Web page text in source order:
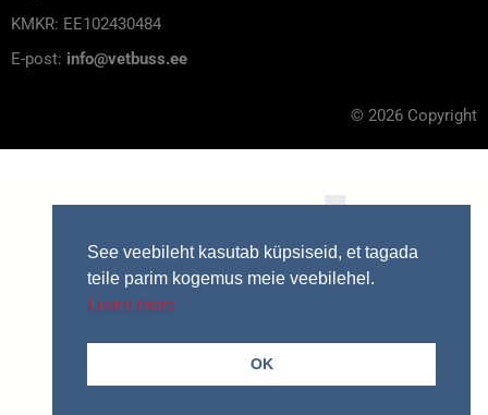
KMKR: EE102430484
E-post: info@vetbuss.ee
© 2026 Copyright
See veebileht kasutab küpsiseid, et tagada
teile parim kogemus meie veebilehel.
Learn more
OK